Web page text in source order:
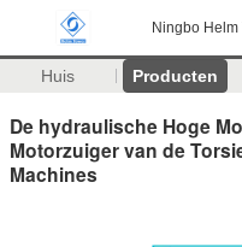
Ningbo
Huis Producten
De hydraulische Hoge
Motorzuiger van de
Machines